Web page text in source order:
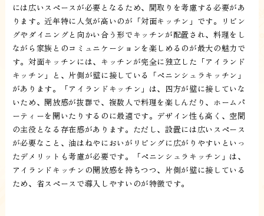
には広いスペースが必要となるため、間取りを考慮する必要があ
ります。近年特に人気が高いのが「対面キッチン」です。リビン
グやダイニングと向かい合う形でキッチンが配置され、料理をし
ながら家族とのコミュニケーションを楽しめるのが最大の魅力で
す。対面キッチンには、キッチンが完全に独立した「アイランド
キッチン」と、片側が壁に接している「ペニンシュラキッチン」
があります。「アイランドキッチン」は、四方が壁に接していな
いため、開放感が抜群で、複数人で料理を楽しんだり、ホームパ
ーティーを開いたりするのに最適です。デザイン性も高く、空間
の主役となる存在感があります。ただし、設置には広いスペース
が必要なこと、油はねやにおいがリビングに広がりやすいといっ
たデメリットも考慮が必要です。「ペニンシュラキッチン」は、
アイランドキッチンの開放感を持ちつつ、片側が壁に接している
ため、省スペースで導入しやすいのが特徴です。